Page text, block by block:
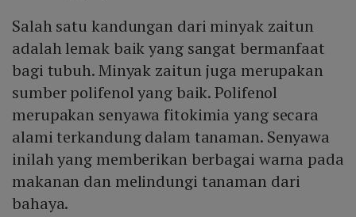
Salah satu kandungan dari minyak zaitun
adalah lemak baik yang sangat bermanfaat
bagi tubuh. Minyak zaitun juga merupakan
sumber polifenol yang baik. Polifenol
merupakan senyawa fitokimia yang secara
alami terkandung dalam tanaman. Senyawa
inilah yang memberikan berbagai warna pada
makanan dan melindungi tanaman dari
bahaya.